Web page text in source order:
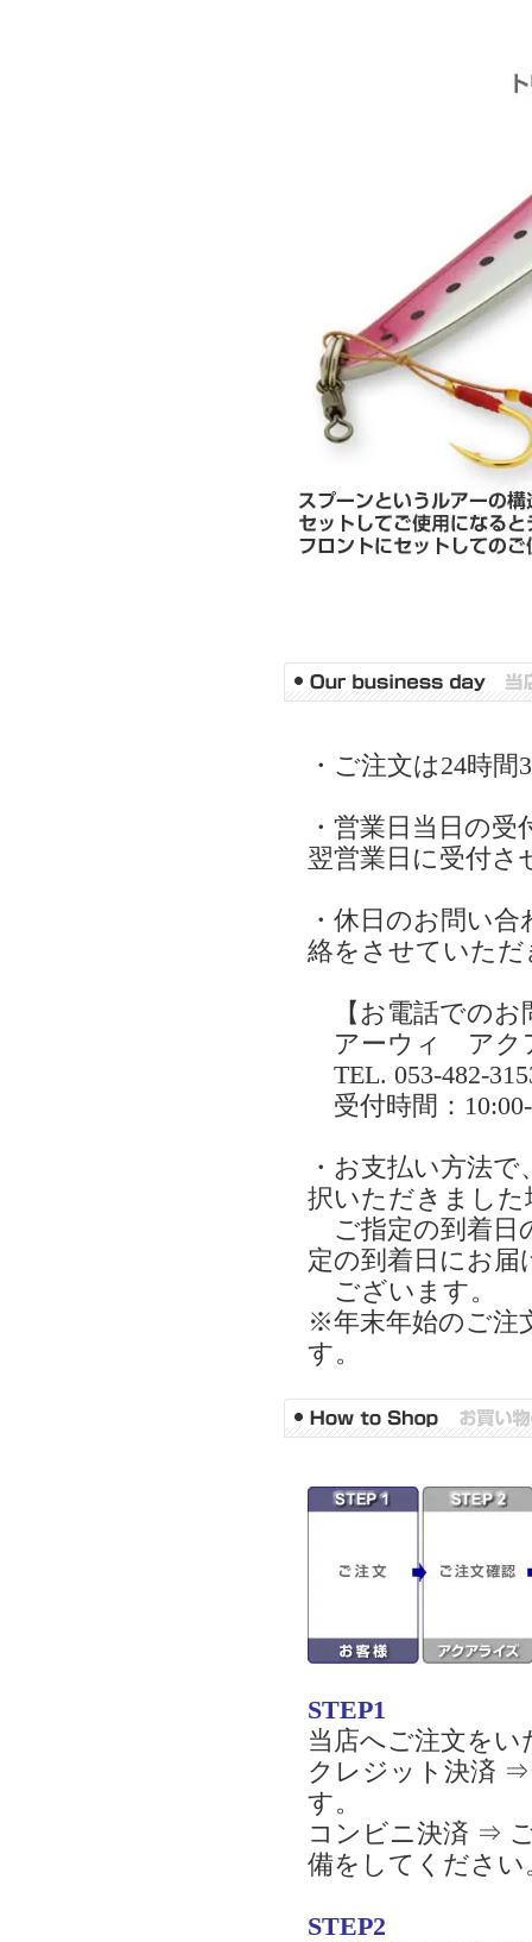
・ご注文は24時
・営業日当日の
翌営業日に受付
・休日のお問い
絡をさせていただ
【お電話でのお
アーウィ アク
TEL. 053-482-
受付時間：
・お支払い方法
択いただきました
ご指定の到着日
定の到着日にお
ございます。
※年末年始のご注
す。
STEP1
当店へご注文を
クレジット決済
す。
コンビニ決済 ⇒
備をしてください
STEP2